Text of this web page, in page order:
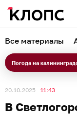
Все материалы
Погода на
20.10.2025 11:43
В